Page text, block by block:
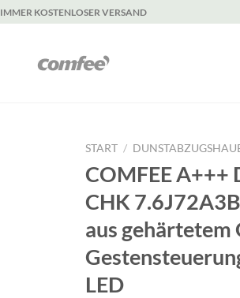
IMMER KOSTENLOSER VERSAND
START /
COMFEE A+++
CHK
aus gehärtetem
LED